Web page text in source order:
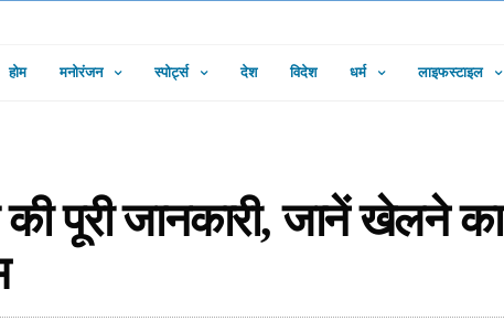
होम मनोरंजन स्पोर्ट्स देश विदेश धर्म लाइफस्टाइल
पूरी जानकारी, जानें खेलने का